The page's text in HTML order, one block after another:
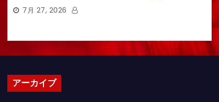
7月 27, 2026
アーカイブ